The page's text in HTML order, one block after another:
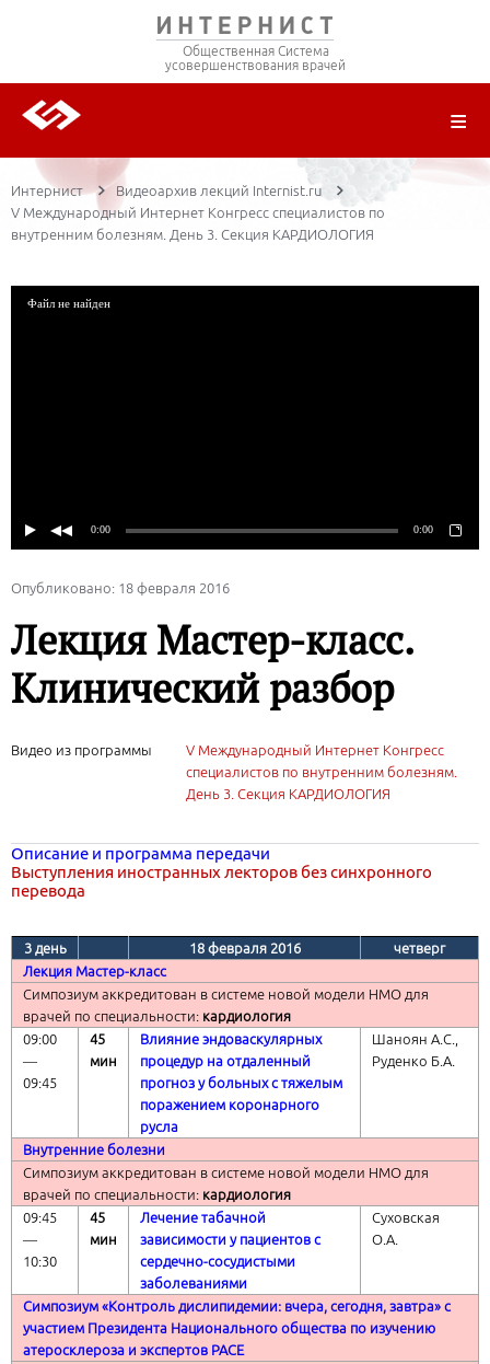
Общественная Система
усовершенствования врачей
ЦИКЛЫ ПЕРЕДАЧ
Интернист
Видеоархив лекций Internist.ru
V Международный Интернет Конгресс специалистов по
внутренним болезням. День 3. Секция КАРДИОЛОГИЯ
Опубликовано: 18 февраля 2016
Лекция Мастер-класс.
Клинический разбор
Видео из программы
V Международный Интернет Конгресс
специалистов по внутренним болезням.
День 3. Секция КАРДИОЛОГИЯ
Описание и программа передачи
Выступления иностранных лекторов без синхронного
перевода
3 день 18 февраля 2016
четверг
Лекция Мастер-класс
Симпозиум аккредитован в системе новой модели НМО для
врачей по специальности: кардиология
09:00
―
09:45
45
мин
Влияние эндоваскулярных
процедур на отдаленный
прогноз у больных с тяжелым
поражением коронарного
русла
Шаноян А.С.,
Руденко Б.А.
Внутренние болезни
Симпозиум аккредитован в системе новой модели НМО для
врачей по специальности: кардиология
09:45
―
10:30
45
мин
Лечение табачной
зависимости у пациентов с
сердечно-сосудистыми
заболеваниями
Суховская
О.А.
Симпозиум «Контроль дислипидемии: вчера, сегодня, завтра» с
участием Президента Национального общества по изучению
атеросклероза и экспертов PACE